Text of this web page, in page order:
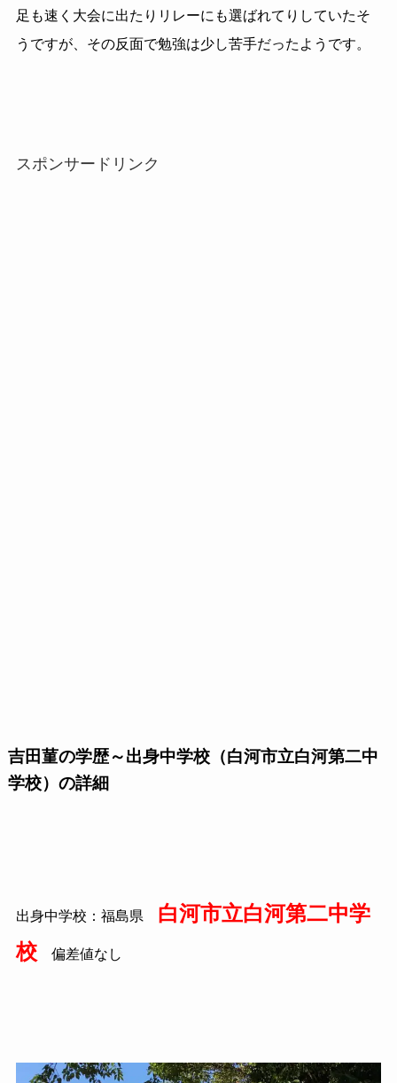
足も速く大会に出たりリレーにも選ばれてりしていたそ
うですが、その反面で勉強は少し苦手だったようです。
スポンサードリンク
吉田菫の学歴～出身中学校（白河市立白河第二中
学校）の詳細
出身中学校：福島県 白河市立白河第二中学
校偏差値なし